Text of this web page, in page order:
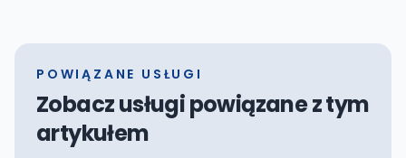
POWIĄZANE USŁUGI
Zobacz usługi powiązane z tym
artykułem